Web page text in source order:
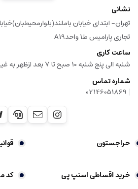
نشانی
تهران- ابتدای خیابان
تجاری پارامیس ط1 واحدA19
ساعت کاری
شنبه الی پنج شنبه 10 صبح تا 7 بعد ازظهر به غیر از تعطیلات رسمی
شماره تماس
|
02146051869
حراجستون
خرید اقساطی اسنپ پی کد